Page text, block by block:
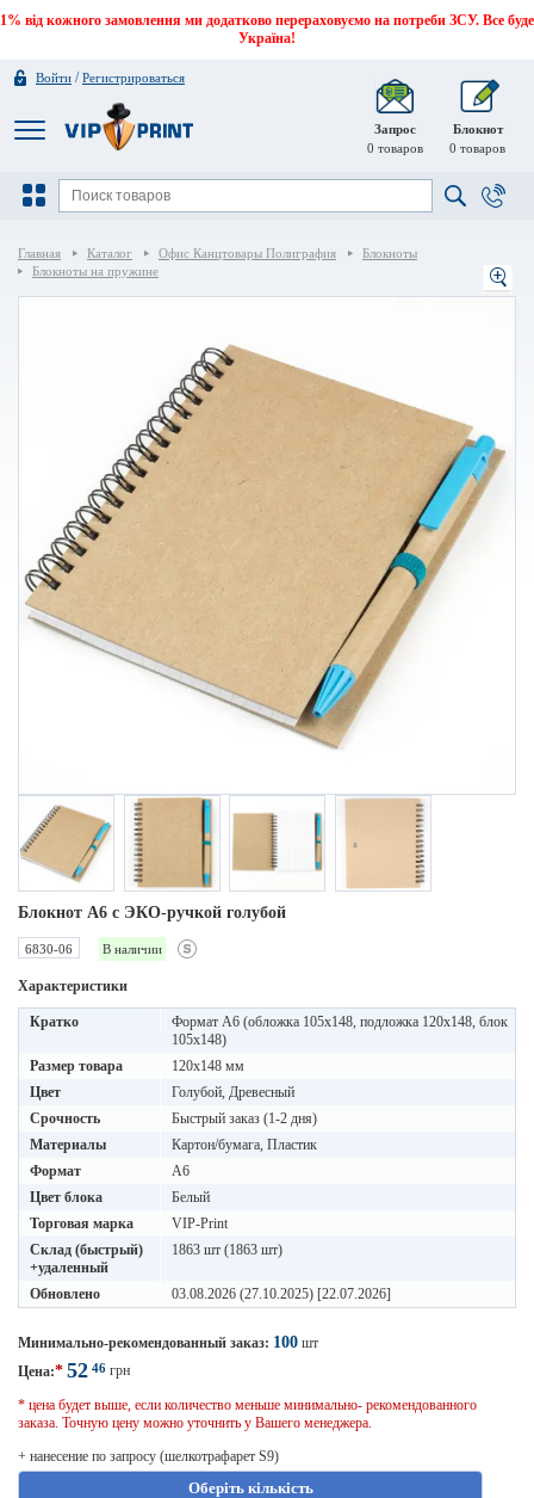
1% від кожного замовлення ми додатково перераховуємо на потреби ЗСУ. Все буде
Україна!
Войти /Регистрироваться
Запрос
0 товаров
Блокнот
0 товаров
Главная Каталог Офис Канцтовары Полиграфия
Блокноты
Блокноты на пружине
Блокнот A6 с ЭКО-ручкой голубой
6830-06 В наличии
Характеристики
Кратко
Формат А6 (обложка 105х148, подложка 120х148, блок
105х148)
Размер товара
120x148 мм
Цвет
Голубой, Древесный
Срочность
Быстрый заказ (1-2 дня)
Материалы
Картон/бумага, Пластик
Формат
A6
Цвет блока
Белый
Торговая марка
VIP-Print
Склад (быстрый)
+удаленный
1863 шт (1863 шт)
Обновлено 03.08.2026 (27.10.2025) [22.07.2026]
Минимально-рекомендованный заказ: 100 шт
Цена:* 52 46 грн
* цена будет выше, если количество меньше минимально- рекомендованного
заказа. Точную цену можно уточнить у Вашего менеджера.
+ нанесение по запросу (шелкотрафарет S9)
Оберіть кількість